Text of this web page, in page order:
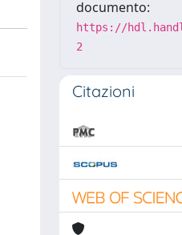
documento:
https://
2
Citazioni